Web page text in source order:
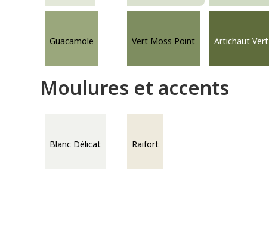
Guacamole Vert Moss Point Artichaut Vert
Moulures et accents
Blanc Délicat Raifort